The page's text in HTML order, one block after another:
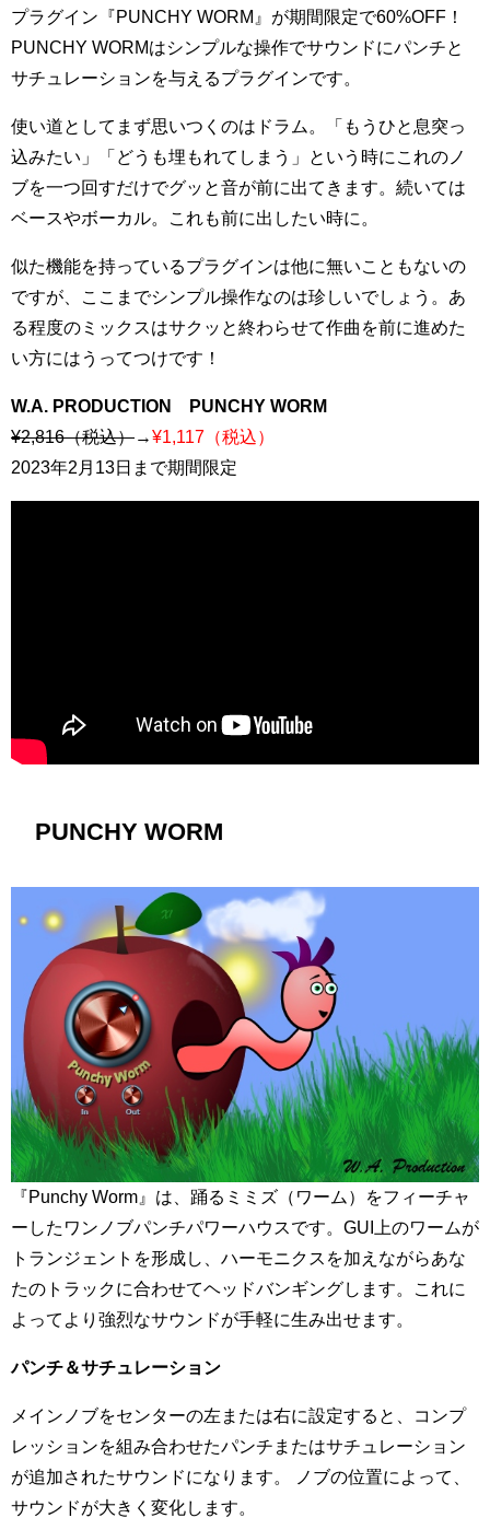
プラグイン『PUNCHY WORM』が期間限定で60%OFF！
PUNCHY WORMはシンプルな操作でサウンドにパンチと
サチュレーションを与えるプラグインです。
使い道としてまず思いつくのはドラム。「もうひと息突っ
込みたい」「どうも埋もれてしまう」という時にこれのノ
ブを一つ回すだけでグッと音が前に出てきます。続いては
ベースやボーカル。これも前に出したい時に。
似た機能を持っているプラグインは他に無いこともないの
ですが、ここまでシンプル操作なのは珍しいでしょう。あ
る程度のミックスはサクッと終わらせて作曲を前に進めた
い方にはうってつけです！
W.A. PRODUCTION PUNCHY WORM
¥2,816（税込）→¥1,117（税込）
2023年2月13日まで期間限定
PUNCHY WORM
『Punchy Worm』は、踊るミミズ（ワーム）をフィーチャ
ーしたワンノブパンチパワーハウスです。GUI上のワームが
トランジェントを形成し、ハーモニクスを加えながらあな
たのトラックに合わせてヘッドバンギングします。これに
よってより強烈なサウンドが手軽に生み出せます。
パンチ＆サチュレーション
メインノブをセンターの左または右に設定すると、コンプ
レッションを組み合わせたパンチまたはサチュレーション
が追加されたサウンドになります。 ノブの位置によって、
サウンドが大きく変化します。